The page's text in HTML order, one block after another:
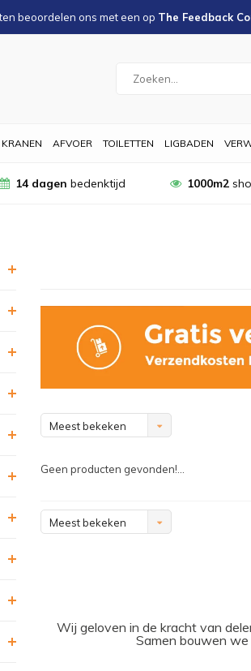
beoordelen ons met een op The Feedback
KRANEN AFVOER TOILETTEN LIGBADEN
14 dagen bedenktijd 1000m2
Meest bekeken
Geen producten gevonden!...
Meest bekeken
Wij geloven in de kracht van
Samen bouwen we